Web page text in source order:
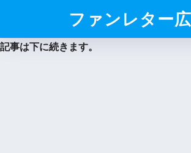
ファンレター
記事は下に続きます。